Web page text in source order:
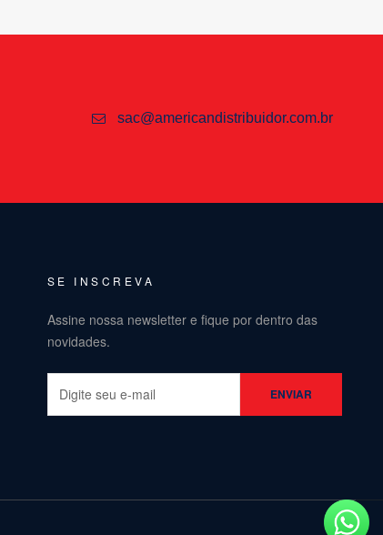
sac@americandistribuidor.com.br
SE INSCREVA
Assine nossa newsletter e fique por dentro das
novidades.